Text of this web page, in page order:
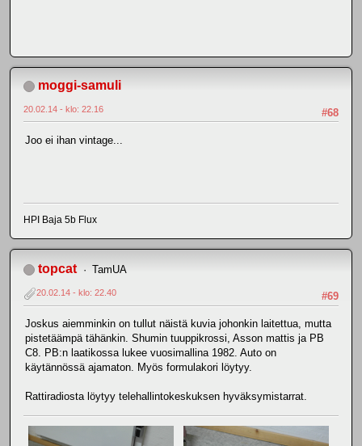
moggi-samuli
#68
20.02.14 - klo: 22.16
Joo ei ihan vintage...
HPI Baja 5b Flux
topcat TamUA
#69
20.02.14 - klo: 22.40
Joskus aiemminkin on tullut näistä kuvia johonkin laitettua, mutta
pistetäämpä tähänkin. Shumin tuuppikrossi, Asson mattis ja PB
C8. PB:n laatikossa lukee vuosimallina 1982. Auto on
käytännössä ajamaton. Myös formulakori löytyy.
Rattiradiosta löytyy telehallintokeskuksen hyväksymistarrat.